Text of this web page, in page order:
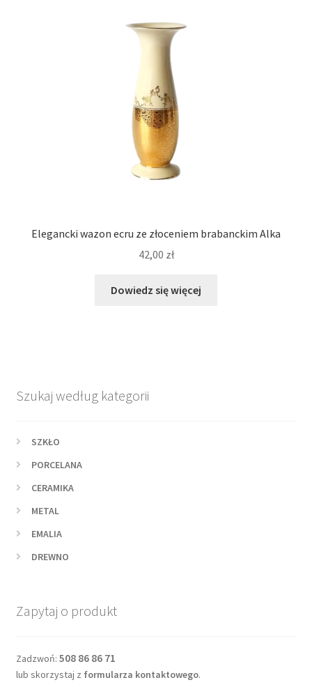
Elegancki wazon ecru ze złoceniem brabanckim Alka
42,00 zł
Dowiedz się więcej
Szukaj według kategorii
SZKŁO
PORCELANA
CERAMIKA
METAL
EMALIA
DREWNO
Zapytaj o produkt
Zadzwoń: 508 86 86 71
lub skorzystaj z formularza kontaktowego.